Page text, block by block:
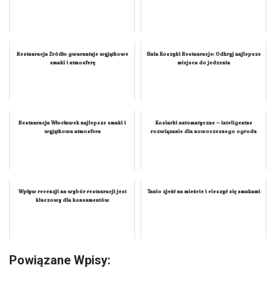
Restauracja Źródło gwarantuje wyjątkowe
smaki i atmosferę
Hala Koszyki Restauracje: Odkryj najlepsze
miejsca do jedzenia
Restauracja Włocławek najlepsze smaki i
wyjątkowa atmosfera
Kosiarki automatyczne – inteligentne
rozwiązanie dla nowoczesnego ogrodu
Wpływ recenzji na wybór restauracji jest
kluczowy dla konsumentów
Tanio zjeść na mieście i cieszyć się smakami
Powiązane Wpisy: